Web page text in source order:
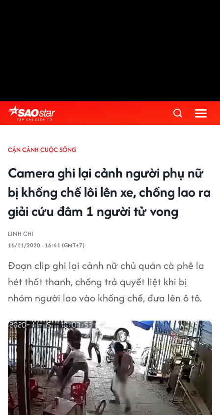
CẬN CẢNH CUỘC SỐNG
Camera ghi lại cảnh người phụ nữ
bị khống chế lôi lên xe, chồng lao ra
giải cứu đâm 1 người tử vong
LINH CHI
16/11/2020 - 16:41 (GMT+7)
Đoạn clip ghi lại cảnh nữ chủ quán cà phê la
hét thất thanh, chống trả quyết liệt khi bị
nhóm người lao vào khống chế, đưa lên ô tô.